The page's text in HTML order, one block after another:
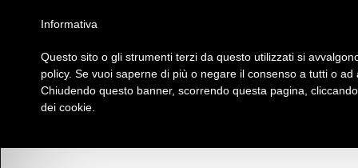
Insieme Per La Cultura
Informativa
Questo sito o gli strumenti terzi da questo utilizzati si
policy. Se vuoi saperne di più o negare il consenso a tutti o
Chiudendo questo banner, scorrendo questa pagina,
dei cookie.